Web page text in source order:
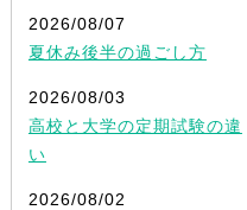
2026/08/07
夏休み後半の過ごし方
2026/08/03
高校と大学の定期試験の違
い
2026/08/02